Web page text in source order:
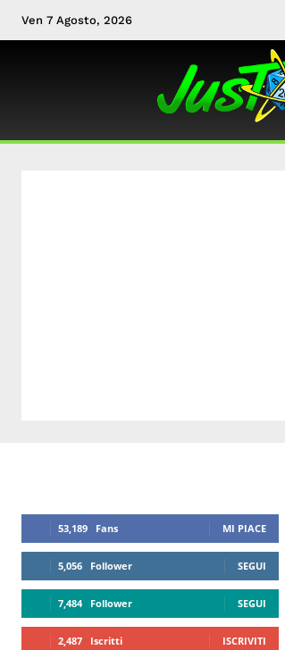
Ven 7 Agosto, 2026
53,189 Fans MI PIACE
5,056 Follower SEGUI
7,484 Follower SEGUI
2,487 Iscritti ISCRIVITI